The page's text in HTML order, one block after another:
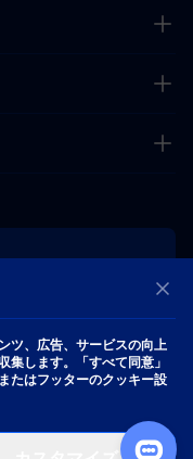
ツ、広告、サービスの向上
集します。「すべて同意」
たはフッターのクッキー設